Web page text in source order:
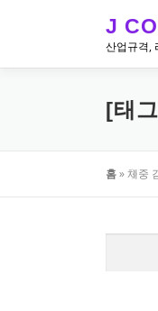
로
J
산업규격,
[태
홈»체중